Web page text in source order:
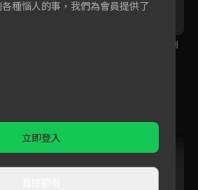
無論你在哪我都會找到
種惱人的事，我們為會員提供了
立即登入